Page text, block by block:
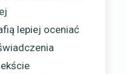
lepiej oceniać